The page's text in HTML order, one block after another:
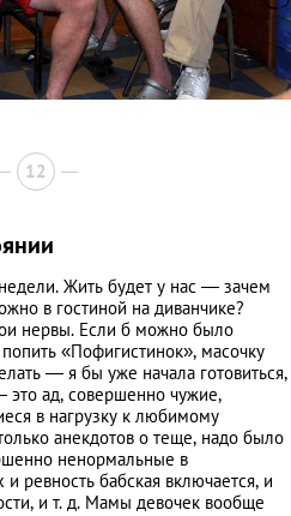
12
Жить будет у нас — зачем
в гостиной на диванчике?
нервы. Если б можно было
«Пофигистинок», масочку
— я бы уже начала готовиться,
ад, совершенно чужие,
в нагрузку к любимому
анекдотов о теще, надо было
ненормальные в
ревность бабская включается, и
и т. д. Мамы девочек вообще